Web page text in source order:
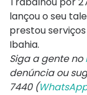
lançou o seu
prestou
Ibahia.
Siga a gente no
denúncia ou
7440 (